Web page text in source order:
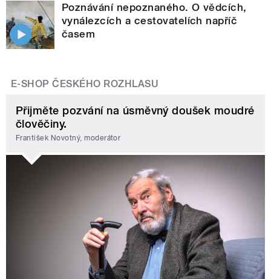
Poznávání nepoznaného. O vědcích,
vynálezcích a cestovatelích napříč
časem
E-SHOP ČESKÉHO ROZHLASU
Přijměte pozvání na úsměvný doušek moudré
člověčiny.
František Novotný, moderátor